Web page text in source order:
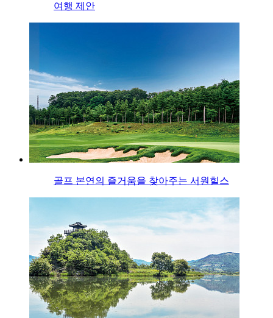
여행 제안
골프 본연의 즐거움을 찾아주는 서원힐스